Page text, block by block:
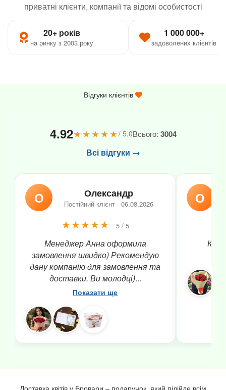
приватні клієнти, компанії та відомі особистості
20+ років
на ринку з 2003 року
1 000 000+
задоволених клієнтів
Відгуки клієнтів
4.92★★★★★/ 5.0Всього: 3004
Всі відгуки →
О Олександр
Постійний клієнт · 06.08.2026
★★★★★ 5 / 5
Менеджер Анна оформила
замовлення швидко) Рекомендую
дану компанію для замовлення та
доставки. Ви молодці)...
Показати ще
О
Доставка квітів у Бровари – подарунок, який підійде всім